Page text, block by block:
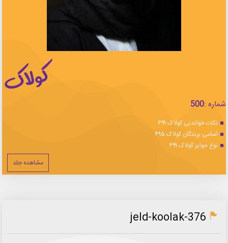
شماره :500
نکات خواندنی کولاک ۴۹۹
اسامی برندگان کولاک ۴۹۵
نوع جوایز کولاک ۴۹۹
مشاهده جلد
jeld-koolak-376